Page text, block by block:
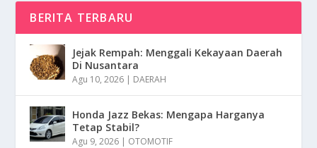
BERITA TERBARU
Jejak Rempah: Menggali Kekayaan Daerah
Di Nusantara
Agu 10, 2026 | DAERAH
Honda Jazz Bekas: Mengapa Harganya
Tetap Stabil?
Agu 9, 2026 | OTOMOTIF